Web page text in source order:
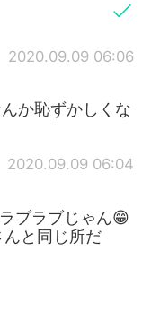
2020.09.09 06:06
か恥ずかしくな
2020.09.09 06:04
ブラブじゃん😁
と同じ所だ